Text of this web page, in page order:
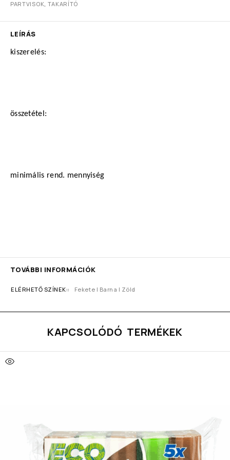
PARTVISOK, TAKARÍTÓ
LEÍRÁS
kiszerelés:
összetétel:
minimális rend. mennyiség
TOVÁBBI INFORMÁCIÓK
ELÉRHETŐ SZÍNEK: Fekete I Barna I Zöld
KAPCSOLÓDÓ TERMÉKEK